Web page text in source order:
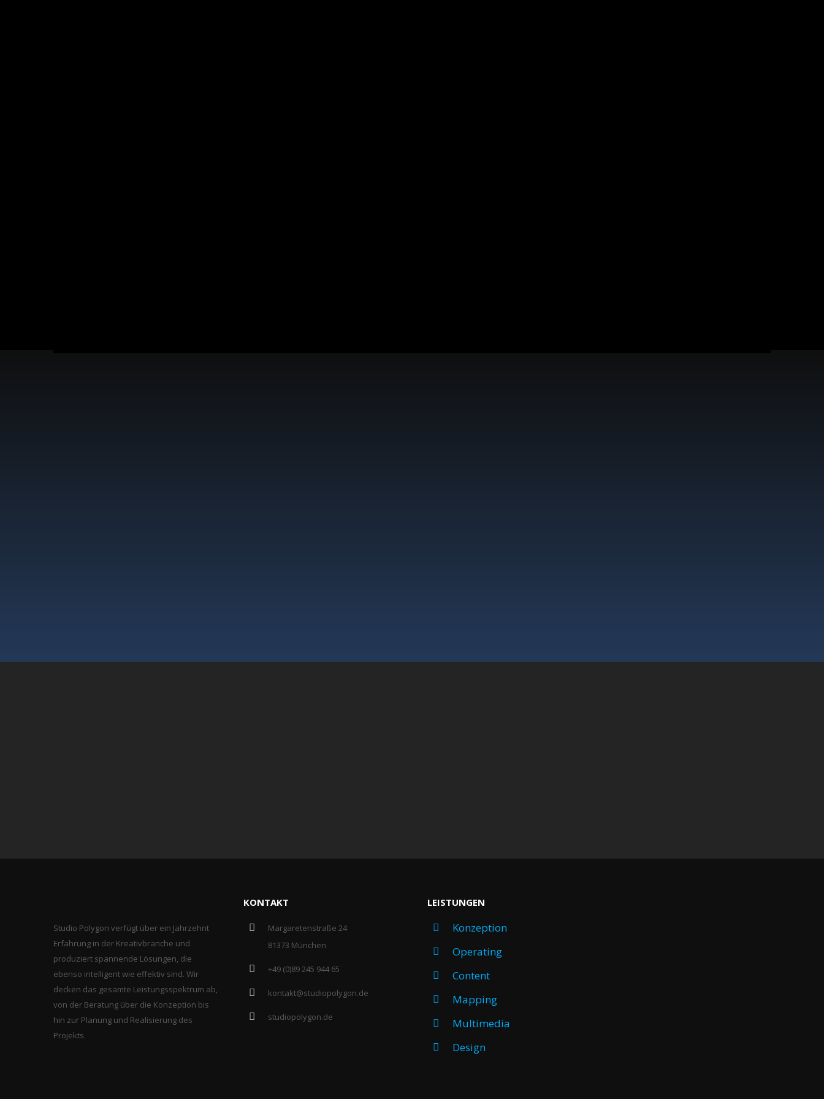
Studio Polygon verfügt über ein Jahrzehnt
Erfahrung in der Kreativbranche und
produziert spannende Lösungen, die
ebenso intelligent wie effektiv sind. Wir
decken das gesamte Leistungsspektrum ab,
von der Beratung über die Konzeption bis
hin zur Planung und Realisierung des
Projekts.
KONTAKT
Margaretenstraße 24
81373 München
+49 (0)89 245 944 65
kontakt@studiopolygon.de
studiopolygon.de
LEISTUNGEN
Konzeption
Operating
Content
Mapping
Multimedia
Design